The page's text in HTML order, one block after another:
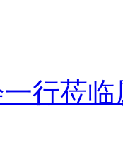
行莅